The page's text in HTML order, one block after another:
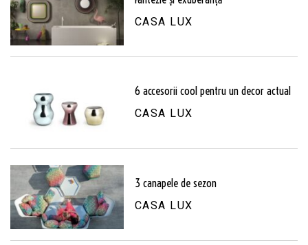
CASA LUX
6 accesorii cool pentru un decor actual
CASA LUX
3 canapele de sezon
CASA LUX